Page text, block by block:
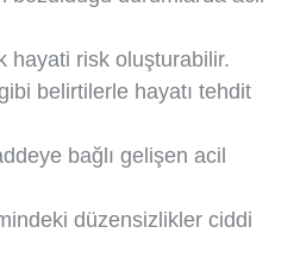
hayati risk oluşturabilir.
belirtilerle hayatı tehdit
bağlı gelişen acil
düzensizlikler ciddi